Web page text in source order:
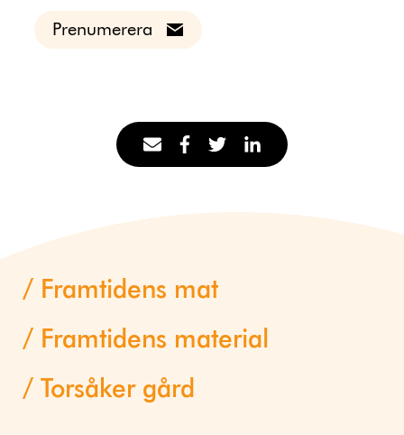
Prenumerera
Framtidens mat
Framtidens material
Torsåker gård